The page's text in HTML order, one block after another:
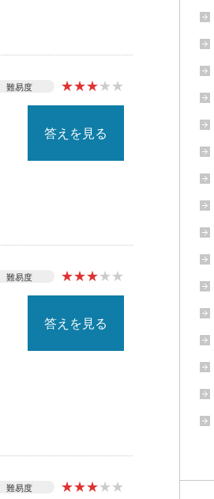
難易度 ★★★★★
答えを見る
難易度 ★★★★★
答えを見る
難易度 ★★★★★